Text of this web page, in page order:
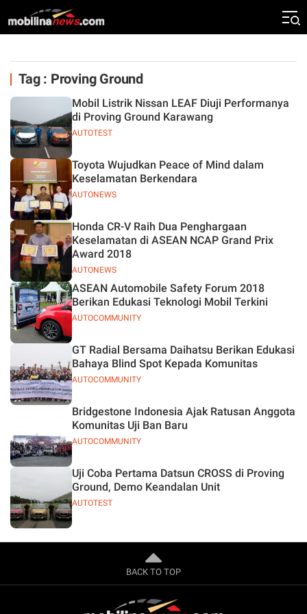
Tag : Proving Ground
AUTOTEST
Mobil Listrik Nissan LEAF Diuji Performanya
di Proving Ground Karawang
AUTONEWS
Toyota Wujudkan Peace of Mind dalam
Keselamatan Berkendara
AUTONEWS
Honda CR-V Raih Dua Penghargaan
Keselamatan di ASEAN NCAP Grand Prix
Award 2018
AUTOCOMMUNITY
ASEAN Automobile Safety Forum 2018
Berikan Edukasi Teknologi Mobil Terkini
AUTOCOMMUNITY
GT Radial Bersama Daihatsu Berikan Edukasi
Bahaya Blind Spot Kepada Komunitas
AUTOCOMMUNITY
Bridgestone Indonesia Ajak Ratusan Anggota
Komunitas Uji Ban Baru
AUTOTEST
Uji Coba Pertama Datsun CROSS di Proving
Ground, Demo Keandalan Unit
BACK TO TOP